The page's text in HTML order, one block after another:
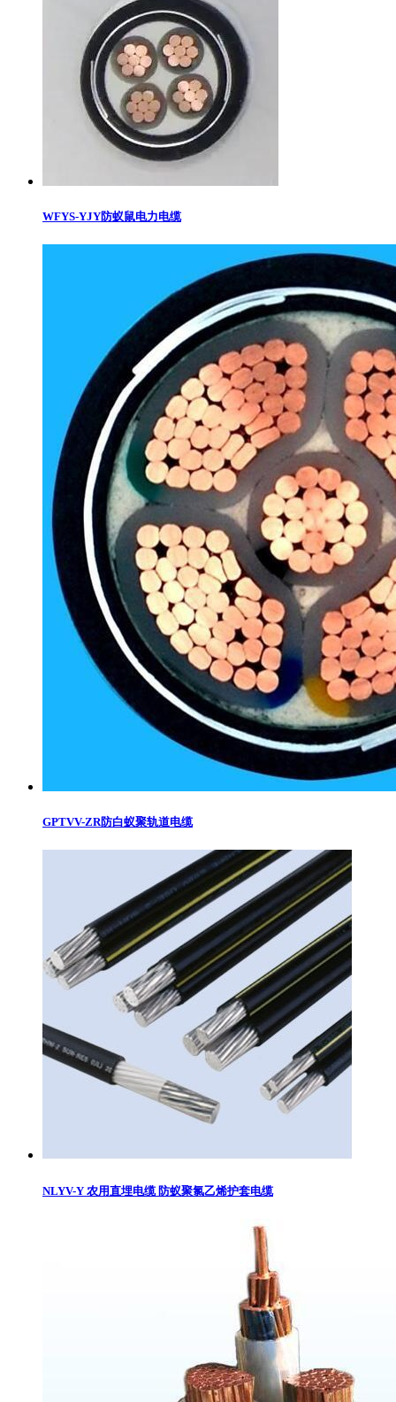
WFYS-YJY防蚁鼠电力电缆
GPTVV-ZR防白蚁聚轨道电缆
NLYV-Y 农用直埋电缆 防蚁聚氯乙烯护套电缆